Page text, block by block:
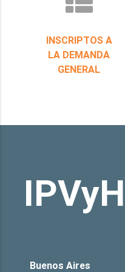
INSCRIPTOS A
LA DEMANDA
GENERAL
IPVyH
Buenos Aires